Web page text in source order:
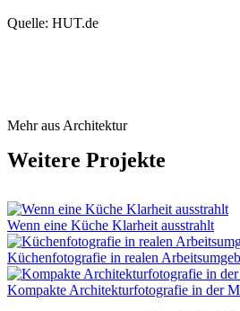
Quelle: HUT.de
Mehr aus Architektur
Weitere Projekte
Wenn eine Küche Klarheit ausstrahlt
Küchenfotografie in realen
Kompakte Architekturfotografie in der